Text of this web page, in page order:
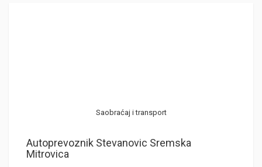
Saobraćaj i transport
Autoprevoznik Stevanovic Sremska
Mitrovica